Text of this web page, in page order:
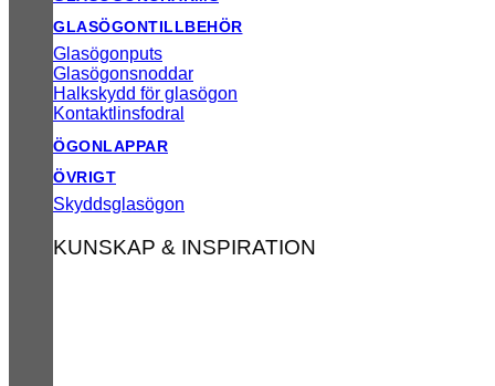
GLASÖGONTILLBEHÖR
Glasögonputs
Glasögonsnoddar
Halkskydd för glasögon
Kontaktlinsfodral
ÖGONLAPPAR
ÖVRIGT
Skyddsglasögon
KUNSKAP & INSPIRATION